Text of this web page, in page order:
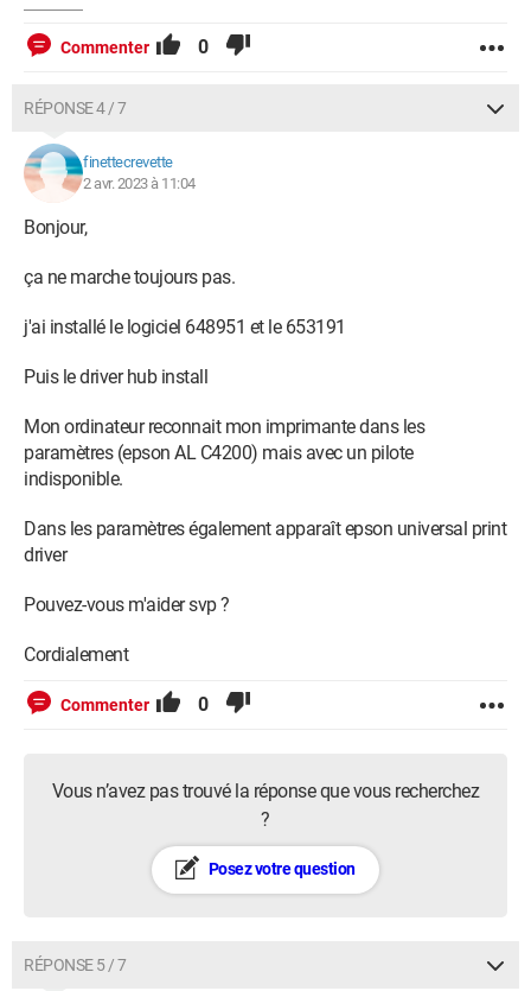
Commenter 0
RÉPONSE 4 / 7
finettecrevette
2 avr. 2023 à 11:04
Bonjour,
ça ne marche toujours pas.
j'ai installé le logiciel 648951 et le 653191
Puis le driver hub install
Mon ordinateur reconnait mon imprimante dans les
paramètres (epson AL C4200) mais avec un pilote
indisponible.
Dans les paramètres également apparaît epson universal print
driver
Pouvez-vous m'aider svp ?
Cordialement
Commenter 0
Vous n’avez pas trouvé la réponse que vous recherchez
?
Posez votre question
RÉPONSE 5 / 7